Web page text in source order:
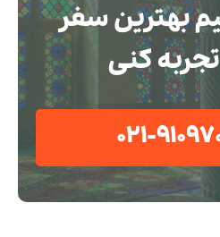
بهترین سفر
کنی
021-